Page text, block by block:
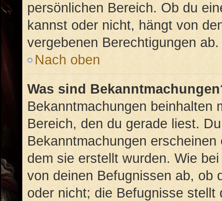
persönlichen Bereich. Ob du
kannst oder nicht, hängt von
vergebenen Berechtigungen ab.
Nach oben
Was sind
Bekanntmachungen beinhalten
Bereich, den du gerade liest.
Bekanntmachungen
dem sie erstellt wurden. Wie
von deinen Befugnissen ab, ob
oder nicht; die Befugnisse stellt